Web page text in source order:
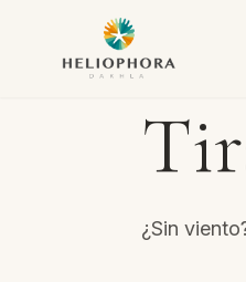
¿Sin